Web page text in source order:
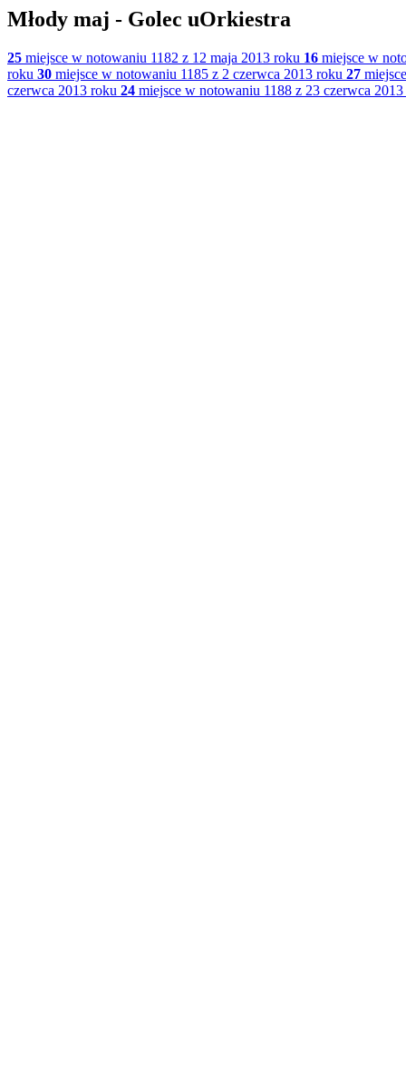
Młody maj - Golec uOrkiestra
25 miejsce w notowaniu 1182 z 12 maja 2013 roku 16 miejsce w
roku 30 miejsce w notowaniu 1185 z 2 czerwca 2013 roku 27
czerwca 2013 roku 24 miejsce w notowaniu 1188 z 23 czerwca